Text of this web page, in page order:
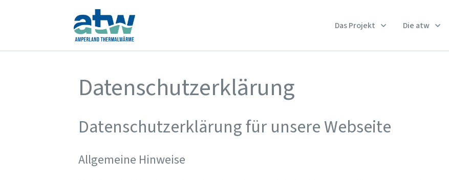
Das Projekt Die atw
Datenschutzerklärung
Datenschutzerklärung für unsere Webseite
Allgemeine Hinweise